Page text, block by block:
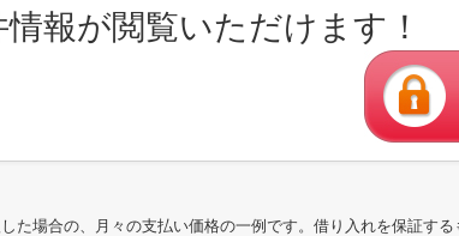
報が閲覧いただけます！
た場合の、月々の支払い価格の一例です。借り入れを保証す